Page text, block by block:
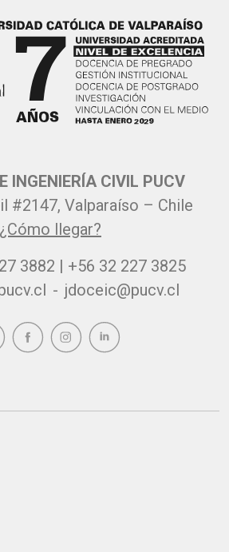
INGENIERÍA CIVIL PUCV
#2147, Valparaíso – Chile
¿Cómo llegar?
3882 | +56 32 227 3825
- jdoceic@pucv.cl